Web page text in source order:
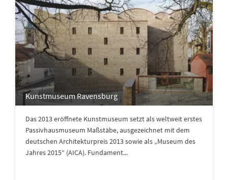
Kunstmuseum Ravensburg
Das 2013 eröffnete Kunstmuseum setzt als weltweit erstes
Passivhausmuseum Maßstäbe, ausgezeichnet mit dem
deutschen Architekturpreis 2013 sowie als „Museum des
Jahres 2015“ (AICA). Fundament...